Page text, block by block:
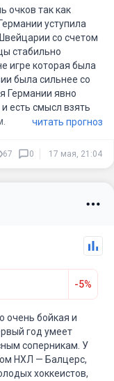
очков так как
уступила
со счетом
стабильно
игре которая была
со
Германии явно
есть смысл взять
читать прогноз
67 0 17 мая, 21:04
-5%
очень бойкая и
год умеет
соперникам. У
НХЛ — Балцерс,
хоккеистов,